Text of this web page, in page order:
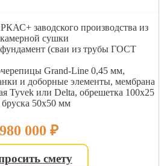
заводского производства из
сушки
(сваи из трубы ГОСТ
Grand-Line 0,45 мм,
и доборные элементы, мембрана
Tyvek или Delta, обрешетка 100х25
50х50 мм
980 000 ₽
смету